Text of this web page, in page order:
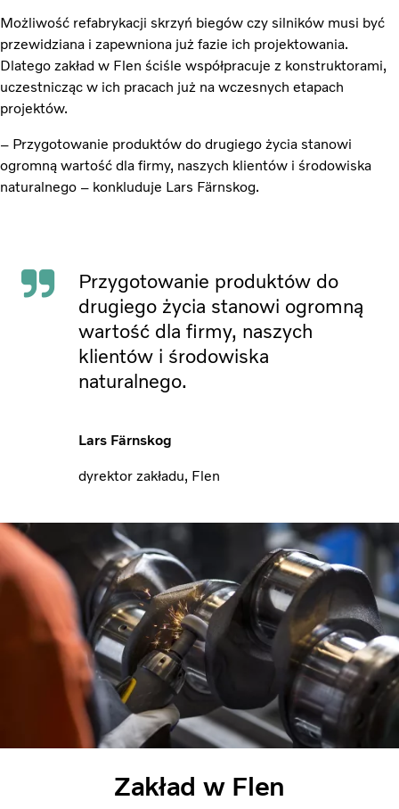
Możliwość refabrykacji skrzyń biegów czy silników musi być
przewidziana i zapewniona już fazie ich projektowania.
Dlatego zakład w Flen ściśle współpracuje z konstruktorami,
uczestnicząc w ich pracach już na wczesnych etapach
projektów.
– Przygotowanie produktów do drugiego życia stanowi
ogromną wartość dla firmy, naszych klientów i środowiska
naturalnego – konkluduje Lars Färnskog.
Przygotowanie produktów do
drugiego życia stanowi ogromną
wartość dla firmy, naszych
klientów i środowiska
naturalnego.
Lars Färnskog
dyrektor zakładu, Flen
Zakład w Flen